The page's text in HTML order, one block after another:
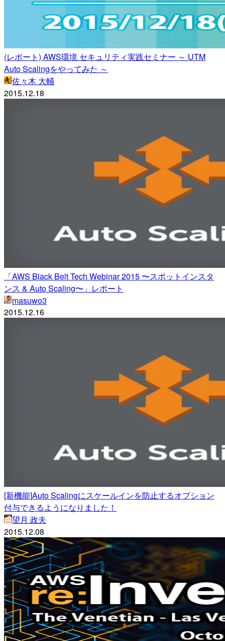
(レポート) AWS環境 セキュリティ実践セミナー ～ UTM
Auto Scalingをやってみた ～
佐々木 大輔
2015.12.18
「AWS Black Belt Tech Webinar 2015 〜スポットインスタ
ンス & Auto Scaling〜」レポート
masuwo3
2015.12.16
[新機能]Auto Scalingにスケールインを防止するオプション
付与できるようになりました！
望月 政夫
2015.12.08